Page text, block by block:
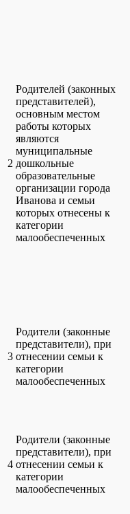
2
Родителей (законных
представителей),
основным местом
работы которых
являются
муниципальные
дошкольные
образовательные
организации города
Иванова и семьи
которых отнесены к
категории
малообеспеченных
3
Родители (законные
представители), при
отнесении семьи к
категории
малообеспеченных
4
Родители (законные
представители), при
отнесении семьи к
категории
малообеспеченных